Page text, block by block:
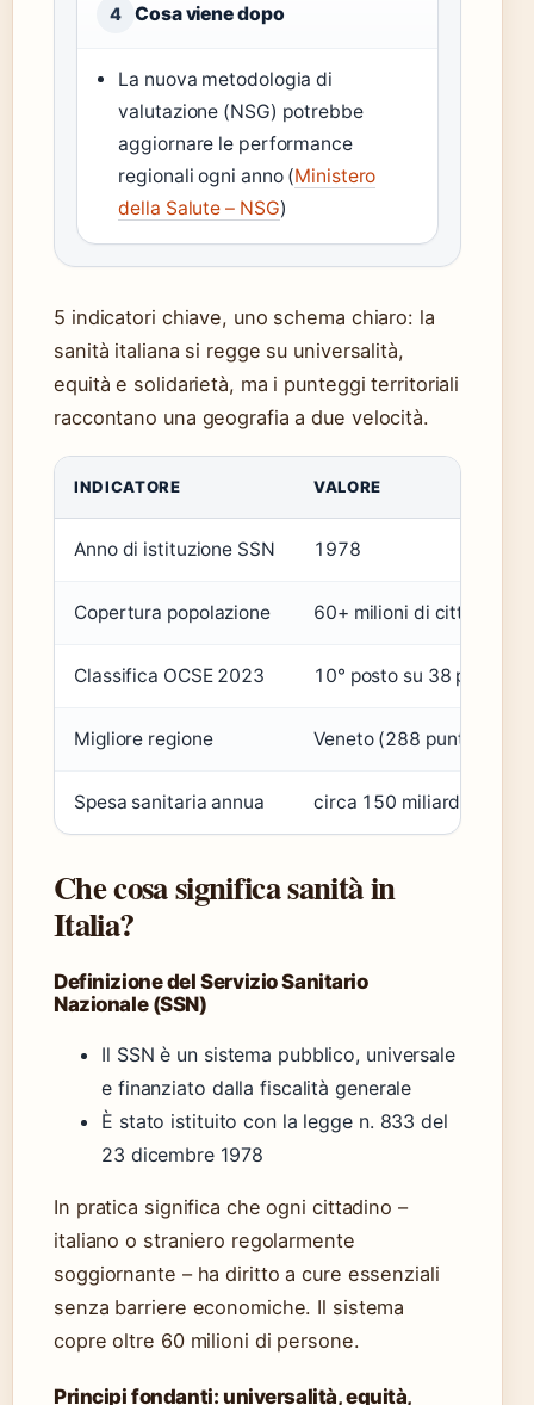
4 Cosa viene dopo
La nuova metodologia di
valutazione (NSG) potrebbe
aggiornare le performance
regionali ogni anno (Ministero
della Salute – NSG)
5 indicatori chiave, uno schema chiaro: la
sanità italiana si regge su universalità,
equità e solidarietà, ma i punteggi territoriali
raccontano una geografia a due velocità.
INDICATORE VALORE
Anno di istituzione SSN 1978
Copertura popolazione 60+ milioni di cittadini
Classifica OCSE 2023 10° posto su 38 paesi (
Migliore regione Veneto (288 punti NSG)
Spesa sanitaria annua circa 150 miliardi di euro
Che cosa significa sanità in
Italia?
Definizione del Servizio Sanitario
Nazionale (SSN)
Il SSN è un sistema pubblico, universale
e finanziato dalla fiscalità generale
È stato istituito con la legge n. 833 del
23 dicembre 1978
In pratica significa che ogni cittadino –
italiano o straniero regolarmente
soggiornante – ha diritto a cure essenziali
senza barriere economiche. Il sistema
copre oltre 60 milioni di persone.
Principi fondanti: universalità, equità,